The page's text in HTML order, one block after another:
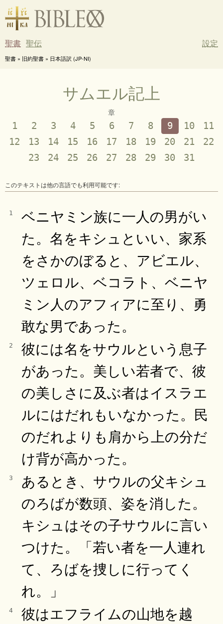
聖書 聖伝 設定
聖書 » 旧約聖書 » 日本語訳 (JP-NI)
サムエル記上
章
1 2 3 4 5 6 7 8 9 10
11
12
13 14 15 16 17 18 19 20 21
22
23
24 25 26 27 28 29 30 31
このテキストは他の言語でも利用可能です:
1
ベニヤミン族に一人の男がい
た。名をキシュといい、家系
をさかのぼると、アビエル、
ツェロル、ベコラト、ベニヤ
ミン人のアフィアに至り、勇
敢な男であった。
2
彼には名をサウルという息子
があった。美しい若者で、彼
の美しさに及ぶ者はイスラエ
ルにはだれもいなかった。民
のだれよりも肩から上の分だ
け背が高かった。
3
あるとき、サウルの父キシュ
のろばが数頭、姿を消した。
キシュはその子サウルに言い
つけた。「若い者を一人連れ
て、ろばを捜しに行ってく
れ。」
4
彼はエフライムの山地を越